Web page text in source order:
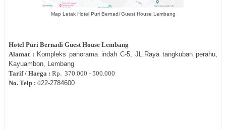
Map Letak Hotel Puri Bernadi Guest House Lembang
Hotel Puri Bernadi Guest House Lembang
Alamat : Kompleks panorama indah C-5, JL.Raya tangkuban perahu,
Kayuambon, Lembang
Tarif / Harga : Rp. 370.000 - 500.000
No. Telp : 022-2784600